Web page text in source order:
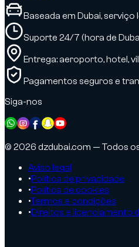
Baseada em Dubai, serviço
Suporte 24/7 (hora de
Entrega: aeroporto, hotel,
Pagamentos seguros e
Siga-nos
© 2026 dzdubai.com — Todos
Aviso legal
•Política de privacidade
•Política de cookies
•Termos e condições
•Direitos e licenciamento